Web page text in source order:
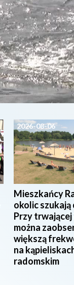
2026-08-06
Mieszkańcy
okolic szukają
Przy trwającej
można
większą
na
radomskim